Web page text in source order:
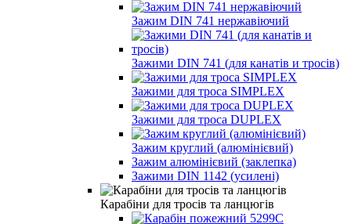
Зажим DIN 741 нержавіючий
Зажими DIN 741 (для канатів и тросів)
Зажими для троса SIMPLEX
Зажими для троса DUPLEX
Зажим круглий (алюмінієвий)
Зажим алюмінієвий (заклепка)
Зажими DIN 1142 (усилені)
Карабіни для тросів та ланцюгів